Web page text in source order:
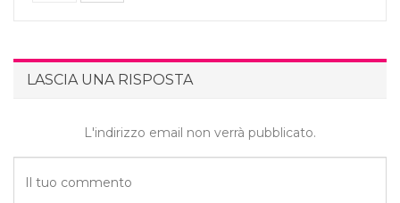
LASCIA UNA RISPOSTA
L'indirizzo email non verrà pubblicato.